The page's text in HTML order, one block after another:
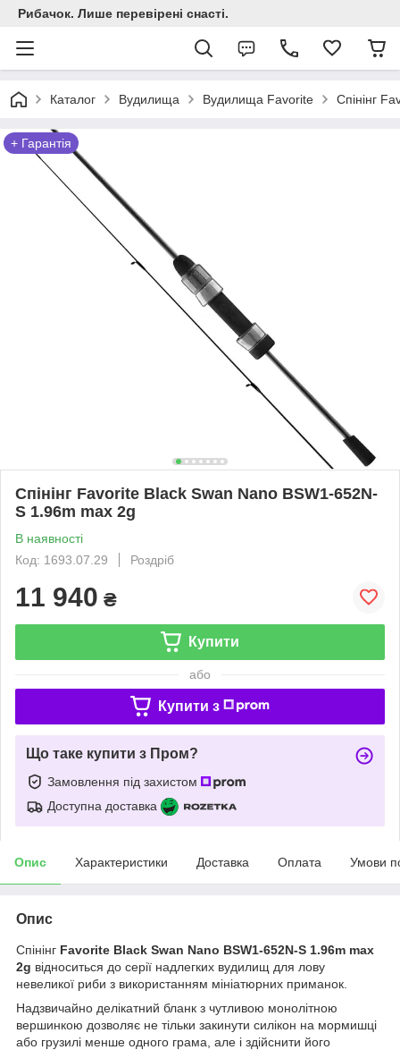
Рибачок. Лише перевірені снасті.
Каталог Вудилища Вудилища Favorite Спінінг
+ Гарантія
Спінінг Favorite Black Swan Nano BSW1-652N-
S 1.96m max 2g
В наявності
Код: 1693.07.29
Роздріб
11 940 ₴
Купити
або
Купити з
Що таке купити з Пром?
Замовлення під захистом
Доступна доставка
Опис Характеристики Доставка Оплата Умови
Опис
Спінінг Favorite Black Swan Nano BSW1-652N-S 1.96m max
2g відноситься до серії надлегких вудилищ для лову
невеликої риби з використанням мініатюрних приманок.
Надзвичайно делікатний бланк з чутливою монолітною
вершинкою дозволяє не тільки закинути силікон на мормишці
або грузилі менше одного грама, але і здійснити його